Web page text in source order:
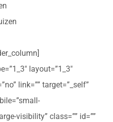
layout=”1_3″
link=”” target=”_self”
visibility” class=”” id=””